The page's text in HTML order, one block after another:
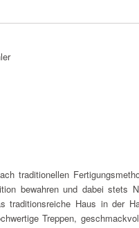
traditionellen
bewahren und dabei stets
traditionsreiche Haus in der
Treppen,